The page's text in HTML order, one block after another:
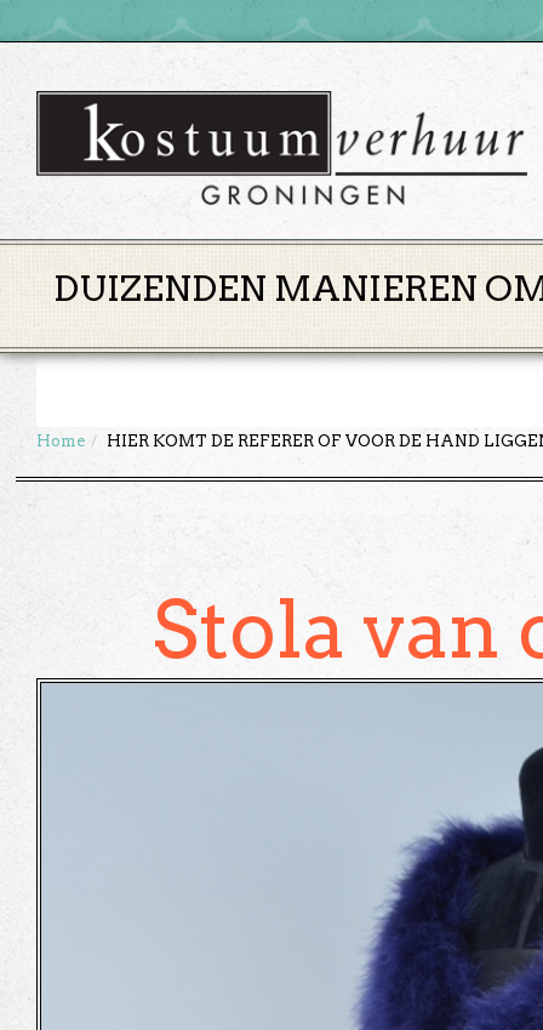
DUIZENDEN MANIEREN
Home HIER KOMT DE REFERER OF VOOR DE HAND
Stola van